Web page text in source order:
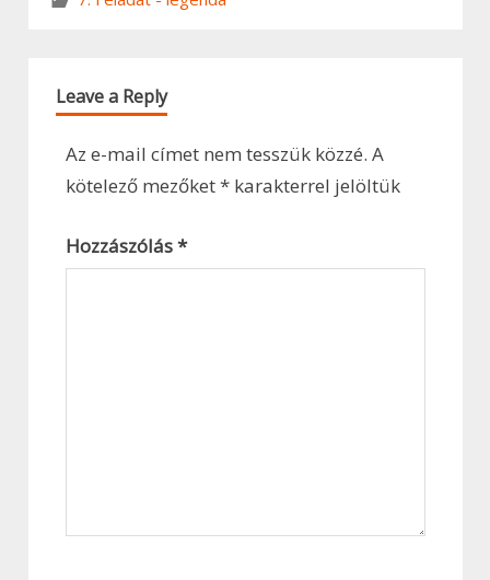
Leave a Reply
Az e-mail címet nem tesszük közzé. A
kötelező mezőket*karakterrel jelöltük
Hozzászólás*